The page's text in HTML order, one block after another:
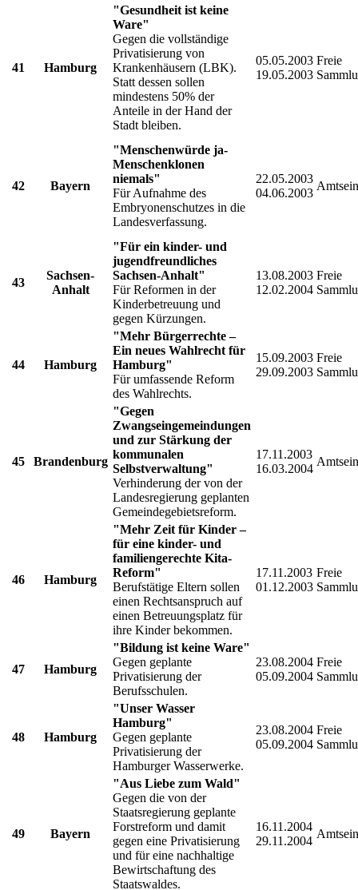
41 Hamburg
"Gesundheit ist keine
Ware"
Gegen die vollständige
Privatisierung von
Krankenhäusern (LBK).
Statt dessen sollen
mindestens 50% der
Anteile in der Hand der
Stadt bleiben.
05.05.2003
19.05.2003
Freie
42 Bayern
"Menschenwürde ja-
Menschenklonen
niemals"
Für Aufnahme des
Embryonenschutzes in die
Landesverfassung.
22.05.2003
04.06.2003
43
Sachsen-
Anhalt
"Für ein kinder- und
jugendfreundliches
Sachsen-Anhalt"
Für Reformen in der
Kinderbetreuung und
gegen Kürzungen.
13.08.2003
12.02.2004
Freie
44 Hamburg
"Mehr Bürgerrechte –
Ein neues Wahlrecht für
Hamburg"
Für umfassende Reform
des Wahlrechts.
15.09.2003
29.09.2003
Freie
45 Brandenburg
"Gegen
Zwangseingemeindungen
und zur Stärkung der
kommunalen
Selbstverwaltung"
Verhinderung der von der
Landesregierung geplanten
Gemeindegebietsreform.
17.11.2003
16.03.2004
46 Hamburg
"Mehr Zeit für Kinder –
für eine kinder- und
familiengerechte Kita-
Reform"
Berufstätige Eltern sollen
einen Rechtsanspruch auf
einen Betreuungsplatz für
ihre Kinder bekommen.
17.11.2003
01.12.2003
Freie
47 Hamburg
"Bildung ist keine Ware"
Gegen geplante
Privatisierung der
Berufsschulen.
23.08.2004
05.09.2004
Freie
48 Hamburg
"Unser Wasser
Hamburg"
Gegen geplante
Privatisierung der
Hamburger Wasserwerke.
23.08.2004
05.09.2004
Freie
49 Bayern
"Aus Liebe zum Wald"
Gegen die von der
Staatsregierung geplante
Forstreform und damit
gegen eine Privatisierung
und für eine nachhaltige
Bewirtschaftung des
Staatswaldes.
16.11.2004
29.11.2004